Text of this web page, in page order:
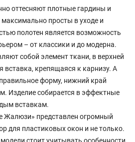
оттесняют плотные гардины и
просты в уходе и
полотен является возможность
– от классики и до модерна.
собой элемент ткани, в верхней
вставка, крепящаяся к карнизу. А
форму, нижний край
Изделие собирается в эффектные
вставкам.
Жалюзи» представлен огромный
для пластиковых окон и не только.